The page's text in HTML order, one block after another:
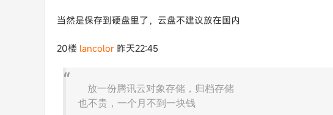
当然是保存到硬盘里了，云盘不建议放在国内
20楼 lancolor 昨天22:45
放一份腾讯云对象存储，归档存储
也不贵，一个月不到一块钱